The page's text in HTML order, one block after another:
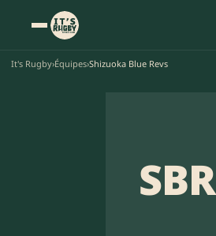
It's Rugby›Équipes›Shizuoka Blue Revs
SBR